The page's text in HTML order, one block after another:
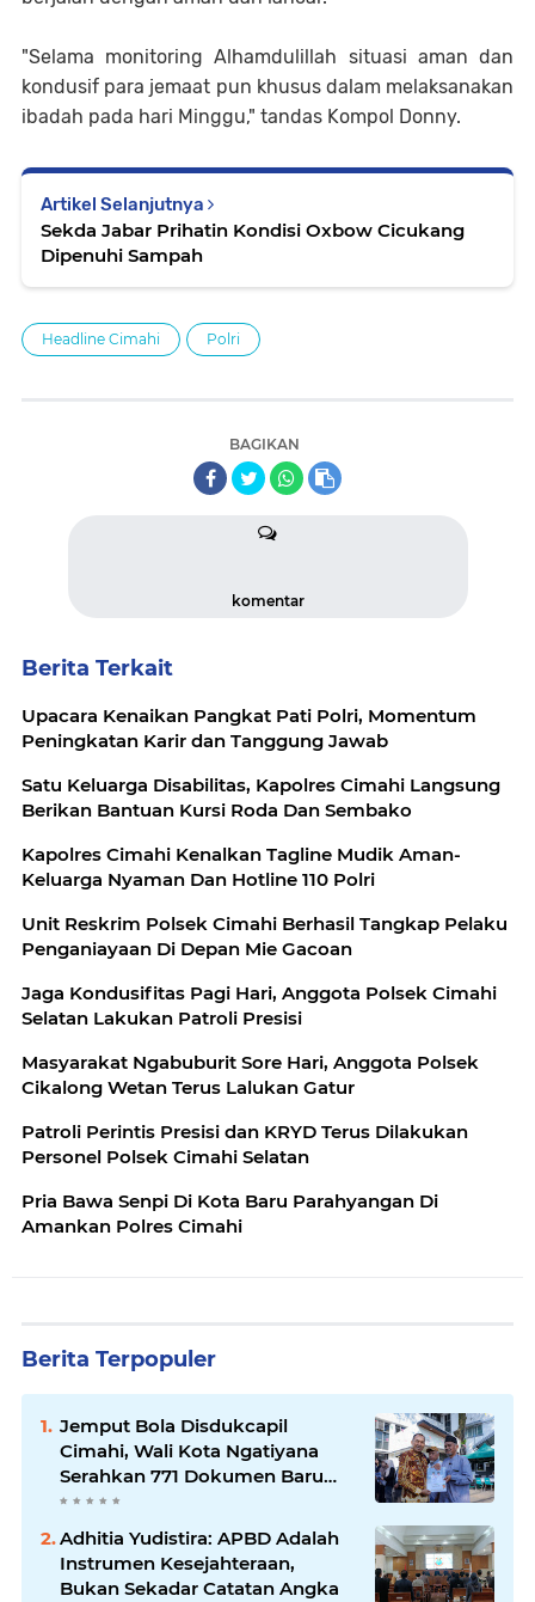
"Selama monitoring Alhamdulillah situasi aman dan
kondusif para jemaat pun khusus dalam melaksanakan
ibadah pada hari Minggu," tandas Kompol Donny.
Artikel Selanjutnya
Sekda Jabar Prihatin Kondisi Oxbow Cicukang
Dipenuhi Sampah
Headline Cimahi Polri
BAGIKAN
komentar
Berita Terkait
Upacara Kenaikan Pangkat Pati Polri, Momentum
Peningkatan Karir dan Tanggung Jawab
Satu Keluarga Disabilitas, Kapolres Cimahi Langsung
Berikan Bantuan Kursi Roda Dan Sembako
Kapolres Cimahi Kenalkan Tagline Mudik Aman-
Keluarga Nyaman Dan Hotline 110 Polri
Unit Reskrim Polsek Cimahi Berhasil Tangkap Pelaku
Penganiayaan Di Depan Mie Gacoan
Jaga Kondusifitas Pagi Hari, Anggota Polsek Cimahi
Selatan Lakukan Patroli Presisi
Masyarakat Ngabuburit Sore Hari, Anggota Polsek
Cikalong Wetan Terus Lalukan Gatur
Patroli Perintis Presisi dan KRYD Terus Dilakukan
Personel Polsek Cimahi Selatan
Pria Bawa Senpi Di Kota Baru Parahyangan Di
Amankan Polres Cimahi
Berita Terpopuler
Jemput Bola Disdukcapil
Cimahi, Wali Kota Ngatiyana
Serahkan 771 Dokumen Baru
untuk Warga Terdampak Ganti
Nama Jalan
Adhitia Yudistira: APBD Adalah
Instrumen Kesejahteraan,
Bukan Sekadar Catatan Angka